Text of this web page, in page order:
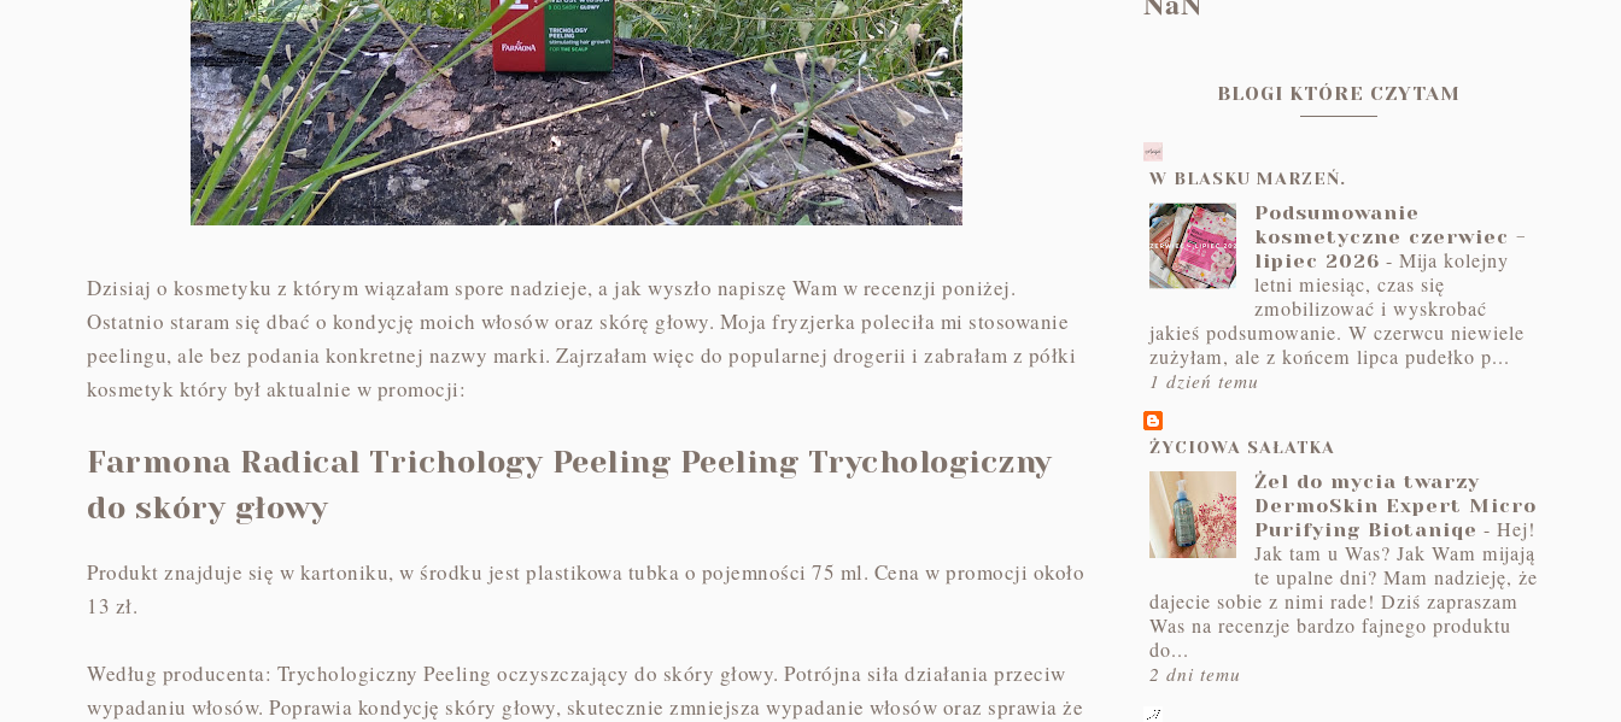
Dzisiaj o kosmetyku z którym wiązałam spore nadzieje, a jak wyszło napiszę Wam w recenzji poniżej.
Ostatnio staram się dbać o kondycję moich włosów oraz skórę głowy. Moja fryzjerka poleciła mi stosowanie
peelingu, ale bez podania konkretnej nazwy marki. Zajrzałam więc do popularnej drogerii i zabrałam z półki
kosmetyk który był aktualnie w promocji:
Farmona Radical Trichology Peeling Peeling Trychologiczny
do skóry głowy
Produkt znajduje się w kartoniku, w środku jest plastikowa tubka o pojemności 75 ml. Cena w promocji około
13 zł.
Według producenta: Trychologiczny Peeling oczyszczający do skóry głowy. Potrójna siła działania przeciw
wypadaniu włosów. Poprawia kondycję skóry głowy, skutecznie zmniejsza wypadanie włosów oraz sprawia że
BLOGI KTÓRE CZYTAM
W BLASKU MARZEŃ.
Podsumowanie
kosmetyczne czerwiec -
lipiec 2026 - Mija kolejny
letni miesiąc, czas się
zmobilizować i wyskrobać
jakieś podsumowanie. W czerwcu niewiele
zużyłam, ale z końcem lipca pudełko p...
1 dzień temu
ŻYCIOWA SAŁATKA
Żel do mycia twarzy
DermoSkin Expert Micro
Purifying Biotaniqe - Hej!
Jak tam u Was? Jak Wam mijają
te upalne dni? Mam nadzieję, że
dajecie sobie z nimi rade! Dziś zapraszam
Was na recenzje bardzo fajnego produktu
do...
2 dni temu